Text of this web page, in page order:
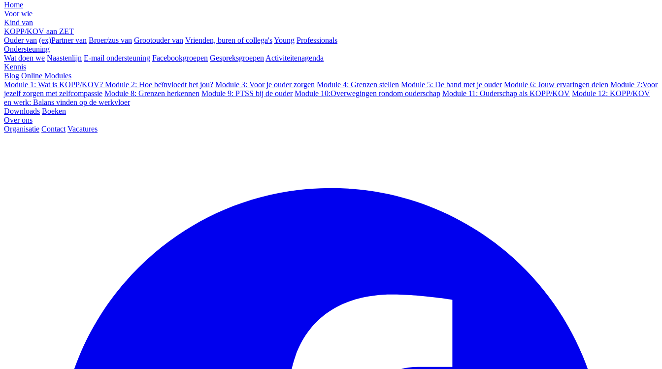
Home
Voor wie
Kind van
KOPP/KOV aan ZET
Ouder van (ex)Partner van Broer/zus van Grootouder van Vrienden, buren of collega'sYoung Professionals
Ondersteuning
Wat doen we Naastenlijn E-mail ondersteuning Facebookgroepen Gespreksgroepen Activiteitenagenda
Kennis
Blog Online Modules
Module 1: Wat is KOPP/KOV? Module 2: Hoe beïnvloedt het jou? Module 3: Voor je ouder zorgen Module 4: Grenzen stellen Module 5: De band met je ouder Module 6: Jouw ervaringen delen Module 7:Voor
jezelf zorgen met zelfcompassie Module 8: Grenzen herkennen Module 9: PTSS bij de ouder Module 10:Overwegingen rondom ouderschap Module 11: Ouderschap als KOPP/KOV Module 12: KOPP/KOV
en werk: Balans vinden op de werkvloer
Downloads Boeken
Over ons
Organisatie Contact Vacatures